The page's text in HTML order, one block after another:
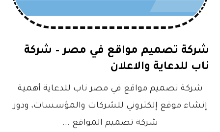
شركة تصميم مواقع في مصر – شركة
ناب للدعاية والاعلان
شركة تصميم مواقع في مصر ناب للدعاية أهمية
إنشاء موقع إلكتروني للشركات والمؤسسات، ودور
شركة تصميم المواقع ...